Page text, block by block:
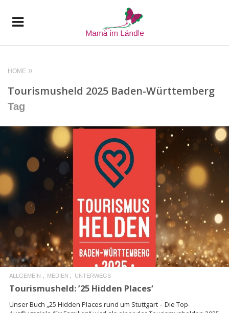
HOME
Tourismusheld 2025 Baden-Württemberg
Tag
READ MORE
ALLGEMEIN MEDIEN UNTERWEGS
Tourismusheld: ’25 Hidden Places‘
Unser Buch „25 Hidden Places rund um Stuttgart – Die Top-